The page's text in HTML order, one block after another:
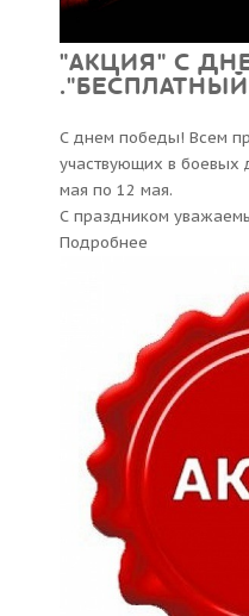
"АКЦИЯ" С
С днем победы! Всем
участвующих в боевых
мая по 12 мая.
С праздником
Подробнее